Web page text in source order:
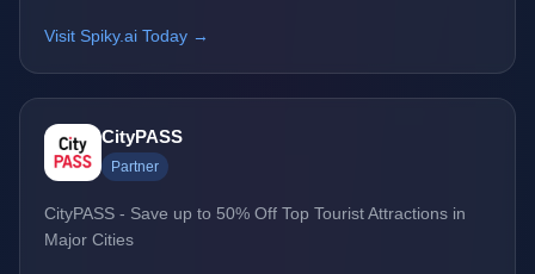
Visit Spiky.ai Today →
CityPASS
Partner
CityPASS - Save up to 50% Off Top Tourist Attractions in
Major Cities